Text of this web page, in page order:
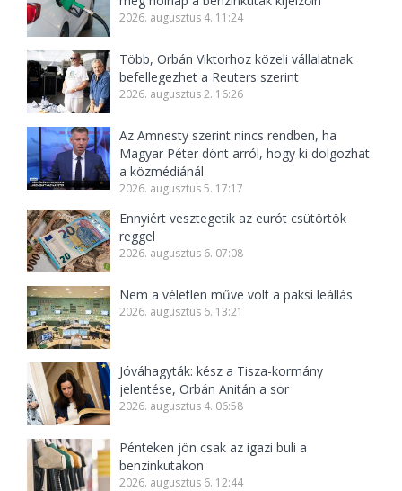
2026. augusztus 4. 11:24
Több, Orbán Viktorhoz közeli vállalatnak
befellegezhet a Reuters szerint
2026. augusztus 2. 16:26
Az Amnesty szerint nincs rendben, ha
Magyar Péter dönt arról, hogy ki dolgozhat
a közmédiánál
2026. augusztus 5. 17:17
Ennyiért vesztegetik az eurót csütörtök
reggel
2026. augusztus 6. 07:08
Nem a véletlen műve volt a paksi leállás
2026. augusztus 6. 13:21
Jóváhagyták: kész a Tisza-kormány
jelentése, Orbán Anitán a sor
2026. augusztus 4. 06:58
Pénteken jön csak az igazi buli a
benzinkutakon
2026. augusztus 6. 12:44